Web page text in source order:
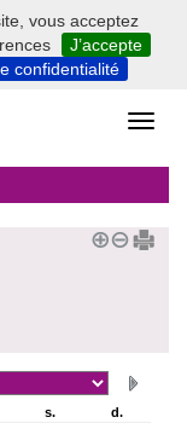
vous acceptez
J’accepte
confidentialité
s.
d.